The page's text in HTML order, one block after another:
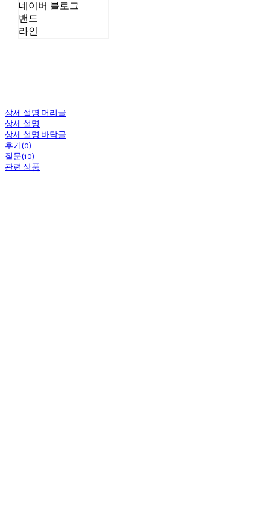
네이버 블로그
밴드
라인
상세 설명 머리글
상세 설명
상세 설명 바닥글
후기(0)
질문(10)
관련 상품